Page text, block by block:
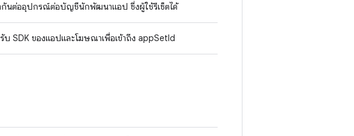
กันต่ออุปกรณ์ต่อบัญชีนักพัฒนาแอป ซึ่งผู้ใช้รีเซ็ตได้
บ SDK ของแอปและโฆษณาเพื่อเข้าถึง appSetId